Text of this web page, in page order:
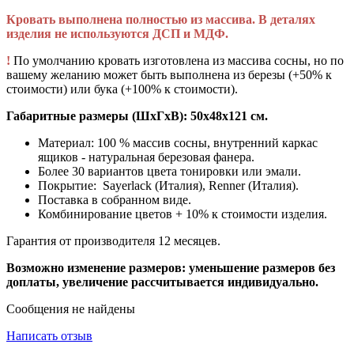
Кровать выполнена полностью из массива. В деталях
изделия не используются ДСП и МДФ.
! По умолчанию кровать изготовлена из массива сосны, но по
вашему желанию может быть выполнена из березы (+50% к
стоимости) или бука (+100% к стоимости).
Габаритные размеры (ШхГхВ): 50х48х121 см.
Материал: 100 % массив сосны, внутренний каркас
ящиков - натуральная березовая фанера.
Более 30 вариантов цвета тонировки или эмали.
Покрытие: Sayerlack (Италия), Renner (Италия).
Поставка в собранном виде.
Комбинирование цветов + 10% к стоимости изделия.
Гарантия от производителя 12 месяцев.
Возможно изменение размеров: уменьшение размеров без
доплаты, увеличение рассчитывается индивидуально.
Сообщения не найдены
Написать отзыв